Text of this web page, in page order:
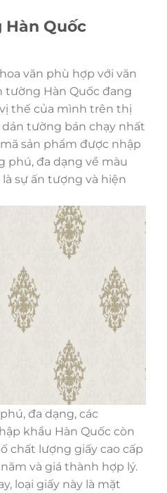
Hàn Quốc
văn phù hợp với văn
tường Hàn Quốc đang
thế của mình trên thị
tường bán chạy nhất
sản phẩm được nhập
phú, đa dạng về màu
là sự ấn tượng và hiện
đa dạng, các
khẩu Hàn Quốc còn
chất lượng giấy cao cấp
và giá thành hợp lý.
loại giấy này là mặt